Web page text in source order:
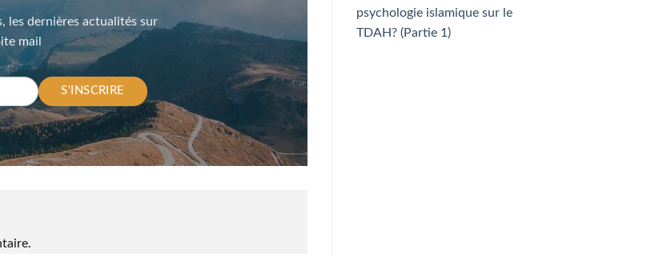
les dernières actualités sur
mail
S'INSCRIRE
psychologie islamique sur le
TDAH? (Partie 1)